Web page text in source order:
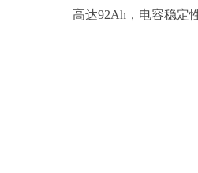
高达92Ah，电容稳定